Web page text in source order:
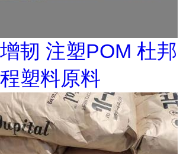
增韧 注塑POM 杜邦
程塑料原料